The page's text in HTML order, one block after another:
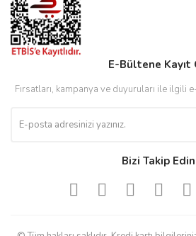
E-Bültene Kayıt
Fırsatları, kampanya ve duyuruları ile ilgili
Bizi Takip Edin